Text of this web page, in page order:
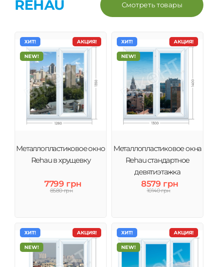
REHAU Смотреть товары
АКЦИЯ!
ХИТ!
NEW!
Металлопластиковое окно
Rehau в хрущевку
7799 грн
8580 грн
АКЦИЯ!
ХИТ!
NEW!
Металлопластиковое окна
Rehau стандартное
девятиэтажка
8579 грн
10140 грн
АКЦИЯ!
ХИТ!
NEW!
АКЦИЯ!
ХИТ!
NEW!